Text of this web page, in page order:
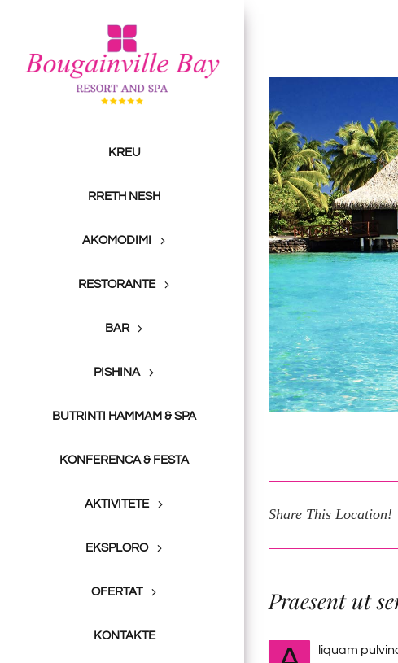
content
KREU
RRETH NESH
AKOMODIMI
RESTORANTE
BAR
PISHINA
BUTRINTI HAMMAM & SPA
KONFERENCA & FESTA
AKTIVITETE
EKSPLORO
OFERTAT
KONTAKTE
Larger
Image
Share This Location!
Praesent ut
liquam